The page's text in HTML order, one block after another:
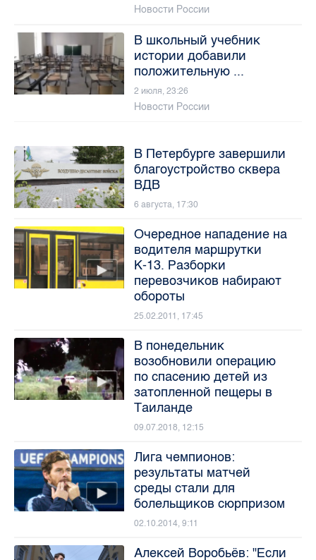
Новости России
В школьный учебник
истории добавили
положительную ...
2 июля, 23:26
Новости России
В Петербурге завершили
благоустройство сквера
ВДВ
6 августа, 17:30
Очередное нападение на
водителя маршрутки
К-13. Разборки
перевозчиков набирают
обороты
25.02.2011, 17:45
В понедельник
возобновили операцию
по спасению детей из
затопленной пещеры в
Таиланде
09.07.2018, 12:15
Лига чемпионов:
результаты матчей
среды стали для
болельщиков сюрпризом
02.10.2014, 9:11
Алексей Воробьёв: "Если